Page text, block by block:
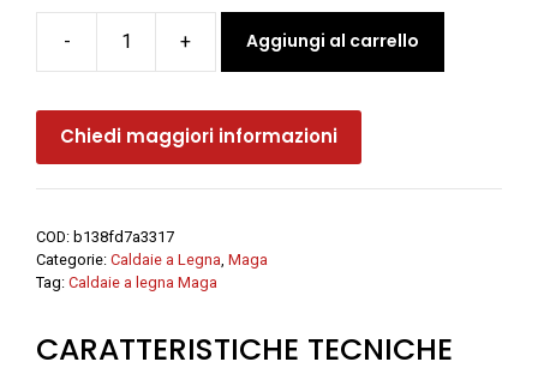
-
Caldaia
legna
D
PREMIUM
-
quantità
+ Aggiungi al carrello
Chiedi maggiori informazioni
COD: b138fd7a3317
Categorie: Caldaie a Legna Maga
Tag: Caldaie a legna Maga
CARATTERISTICHE TECNICHE